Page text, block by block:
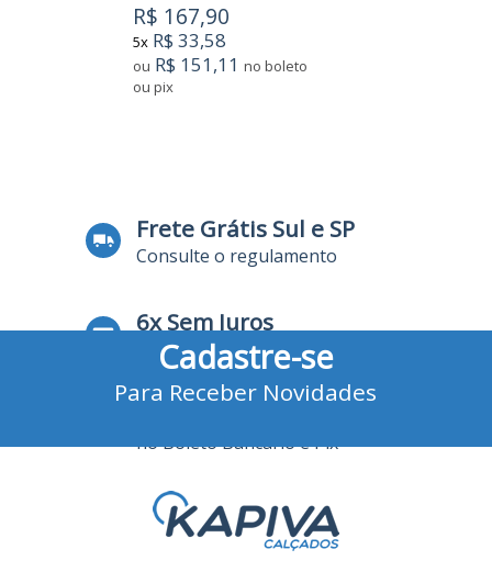
R$ 167,90
5x R$ 33,58
ou R$ 151,11 no boleto
ou pix
Frete Grátis Sul e SP
Consulte o regulamento
6x Sem Juros
no Cartão de Crédito
no Boleto Bancário e Pix
Cadastre-se
Para Receber Novidades